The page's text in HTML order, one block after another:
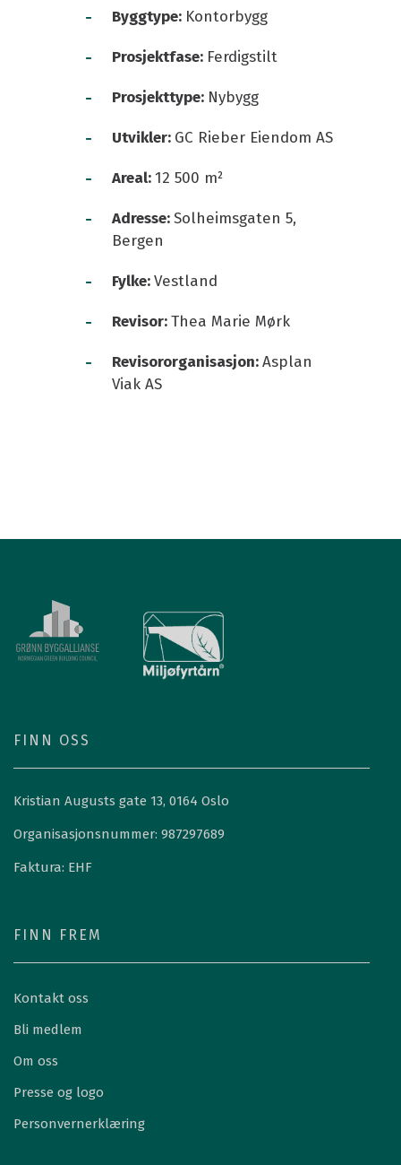
- Byggtype: Kontorbygg
- Prosjektfase: Ferdigstilt
- Prosjekttype: Nybygg
- Utvikler: GC Rieber Eiendom AS
- Areal:12 500 m²
- Adresse:Solheimsgaten 5,
Bergen
- Fylke:Vestland
- Revisor:Thea Marie Mørk
- Revisororganisasjon:Asplan
Viak AS
FINN OSS
Kristian Augusts gate 13, 0164 Oslo
Organisasjonsnummer: 987297689
Faktura: EHF
FINN FREM
Kontakt oss
Bli medlem
Om oss
Presse og logo
Personvernerklæring